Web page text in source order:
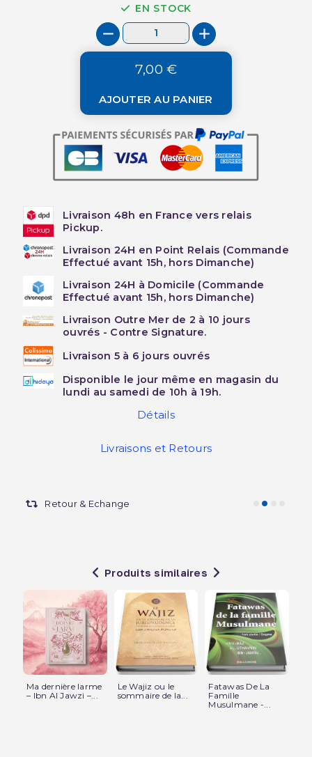
EN STOCK
7,00 €
AJOUTER AU PANIER
Livraison 48h en France vers relais
Pickup.
Livraison 24H en Point Relais (Commande
Effectué avant 15h, hors Dimanche)
Livraison 24H à Domicile (Commande
Effectué avant 15h, hors Dimanche)
Livraison Outre Mer de 2 à 10 jours
ouvrés - Contre Signature.
Livraison 5 à 6 jours ouvrés
Disponible le jour même en magasin du
lundi au samedi de 10h à 19h.
Détails
Livraisons et Retours
Retour & Echange
Produits similaires
Ma dernière larme
– Ibn Al Jawzi –...
Le Wajiz ou le
sommaire de la...
Fatawas De La
Famille
Musulmane -...